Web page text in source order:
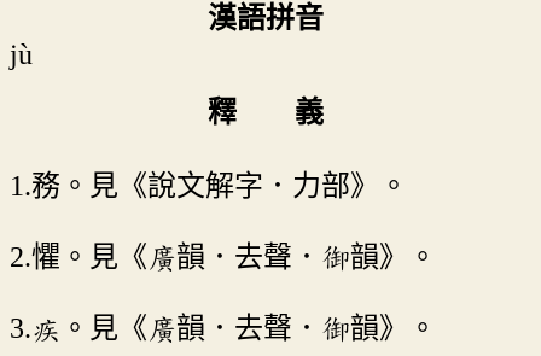
漢語拼音
jù
釋 義
1.務。見《說文解字．力部》。
2.懼。見《廣韻．去聲．御韻》。
3.疾。見《廣韻．去聲．御韻》。